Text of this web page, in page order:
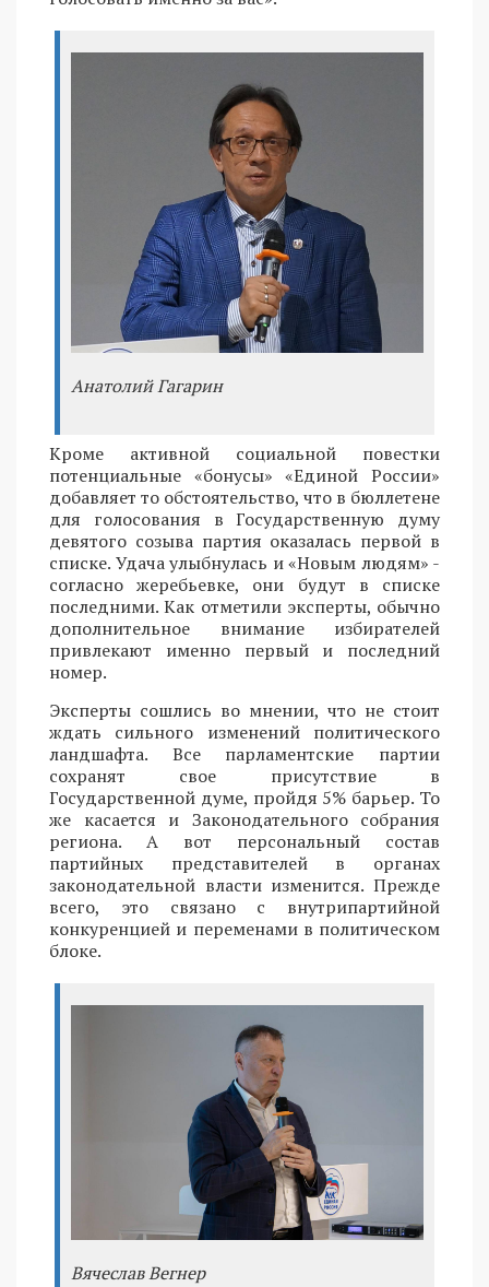
Анатолий Гагарин
Кроме активной социальной повестки
потенциальные «бонусы» «Единой России»
добавляет то обстоятельство, что в бюллетене
для голосования в Государственную думу
девятого созыва партия оказалась первой в
списке. Удача улыбнулась и «Новым людям» -
согласно жеребьевке, они будут в списке
последними. Как отметили эксперты, обычно
дополнительное внимание избирателей
привлекают именно первый и последний
номер.
Эксперты сошлись во мнении, что не стоит
ждать сильного изменений политического
ландшафта. Все парламентские партии
сохранят свое присутствие в
Государственной думе, пройдя 5% барьер. То
же касается и Законодательного собрания
региона. А вот персональный состав
партийных представителей в органах
законодательной власти изменится. Прежде
всего, это связано с внутрипартийной
конкуренцией и переменами в политическом
блоке.
Вячеслав Вегнер